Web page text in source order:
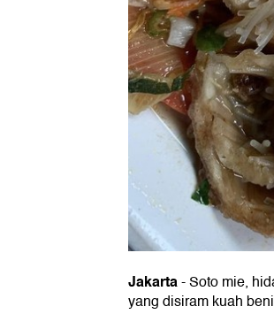
Jakarta- Soto mie,
yang disiram kuah